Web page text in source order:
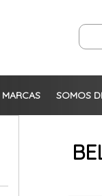
MARCAS SOMOS